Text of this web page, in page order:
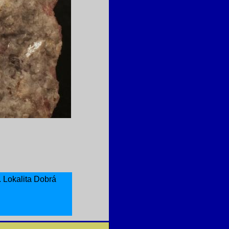
Lokalita Dobrá